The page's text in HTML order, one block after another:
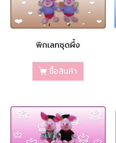
พิกเลทชุดผึ้ง
ซื้อสินค้า